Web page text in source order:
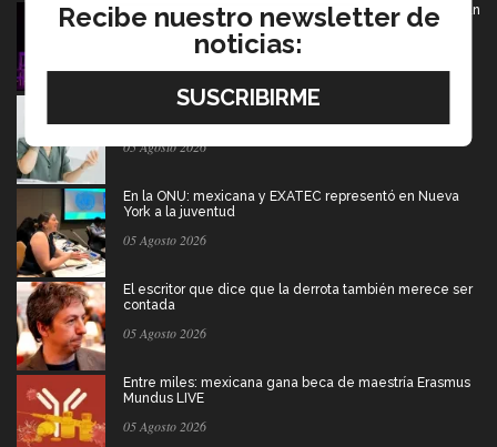
De PrepaTec Qro al mundo: el escenario donde nació un
gran sueño
06 Agosto 2026
Tec y UT Austin buscan "devolver la voz" a
05 Agosto 2026
En la ONU: mexicana y EXATEC representó en Nueva
York a la juventud
05 Agosto 2026
El escritor que dice que la derrota también merece ser
contada
05 Agosto 2026
Entre miles: mexicana gana beca de maestría Erasmus
Mundus LIVE
05 Agosto 2026
Recibe nuestro newsletter de
noticias: